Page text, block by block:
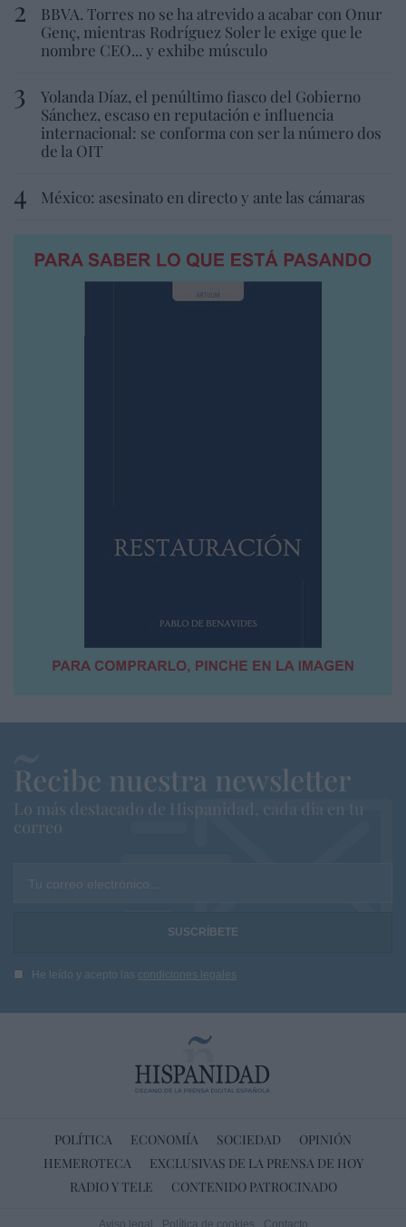
BBVA. Torres no se ha atrevido a acabar con Onur
Genç, mientras Rodríguez Soler le exige que le
nombre CEO... y exhibe músculo
Yolanda Díaz, el penúltimo fiasco del Gobierno
Sánchez, escaso en reputación e influencia
internacional: se conforma con ser la número dos
de la OIT
México: asesinato en directo y ante las cámaras
Recibe nuestra newsletter
Lo más destacado de Hispanidad, cada dia en tu
correo
Tu correo electrónico...
He leído y acepto las condiciones legales
POLÍTICA ECONOMÍA SOCIEDAD
OPINIÓN
HEMEROTECA
EXCLUSIVAS DE LA PRENSA DE HOY
RADIO Y TELE
CONTENIDO PATROCINADO
Aviso legal Política de cookies Contacto